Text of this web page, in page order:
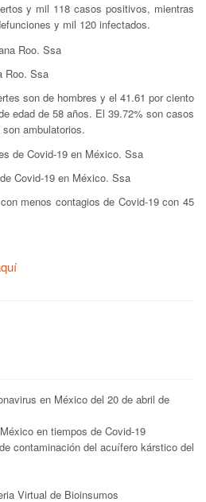
y mil 118 casos positivos, mientras
y mil 120 infectados.
Roo. Ssa
son de hombres y el 41.61 por ciento
edad de 58 años. El 39.72% son casos
ambulatorios.
Covid-19 en México. Ssa
menos contagios de Covid-19 con 45
en México del 20 de abril de
en tiempos de Covid-19
contaminación del acuífero kárstico del
Virtual de Bioinsumos